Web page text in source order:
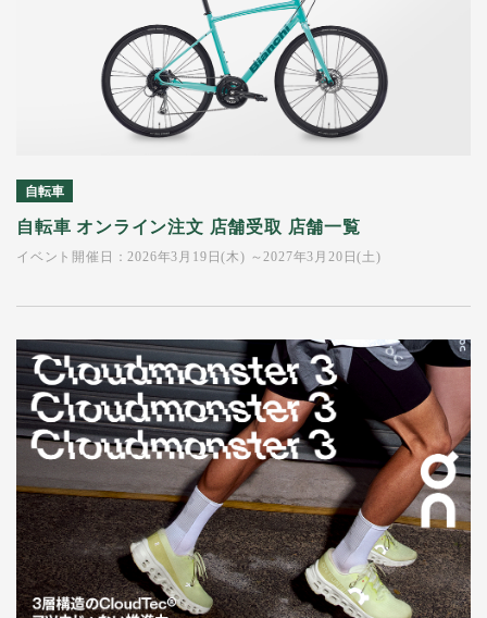
自転車
自転車 オンライン注文 店舗受取 店舗一覧
イベント開催日：2026年3月19日(木) ～2027年3月20日(土)